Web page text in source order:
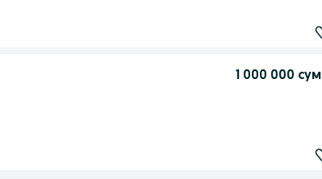
1 000 000 сум